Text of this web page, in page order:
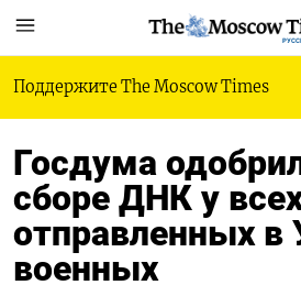
Поддержите The Moscow Times
Госдума
сборе ДНК у
отправленных в
военных